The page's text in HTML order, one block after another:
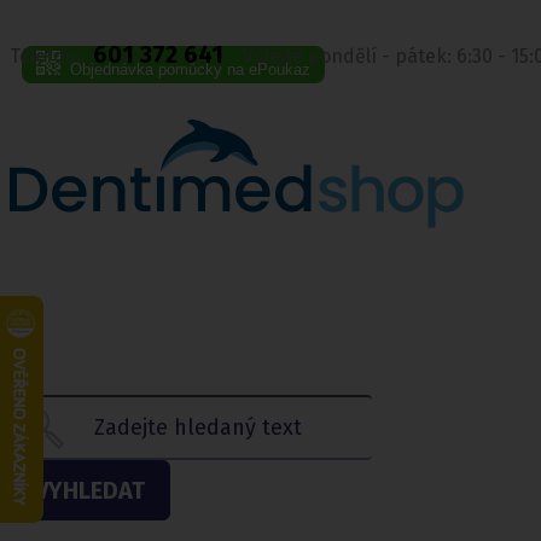
Telefon: 601 372 641 Volejte pondělí - pátek: 6:30 -
Objednávka pomůcky na ePoukaz
VYHLEDAT